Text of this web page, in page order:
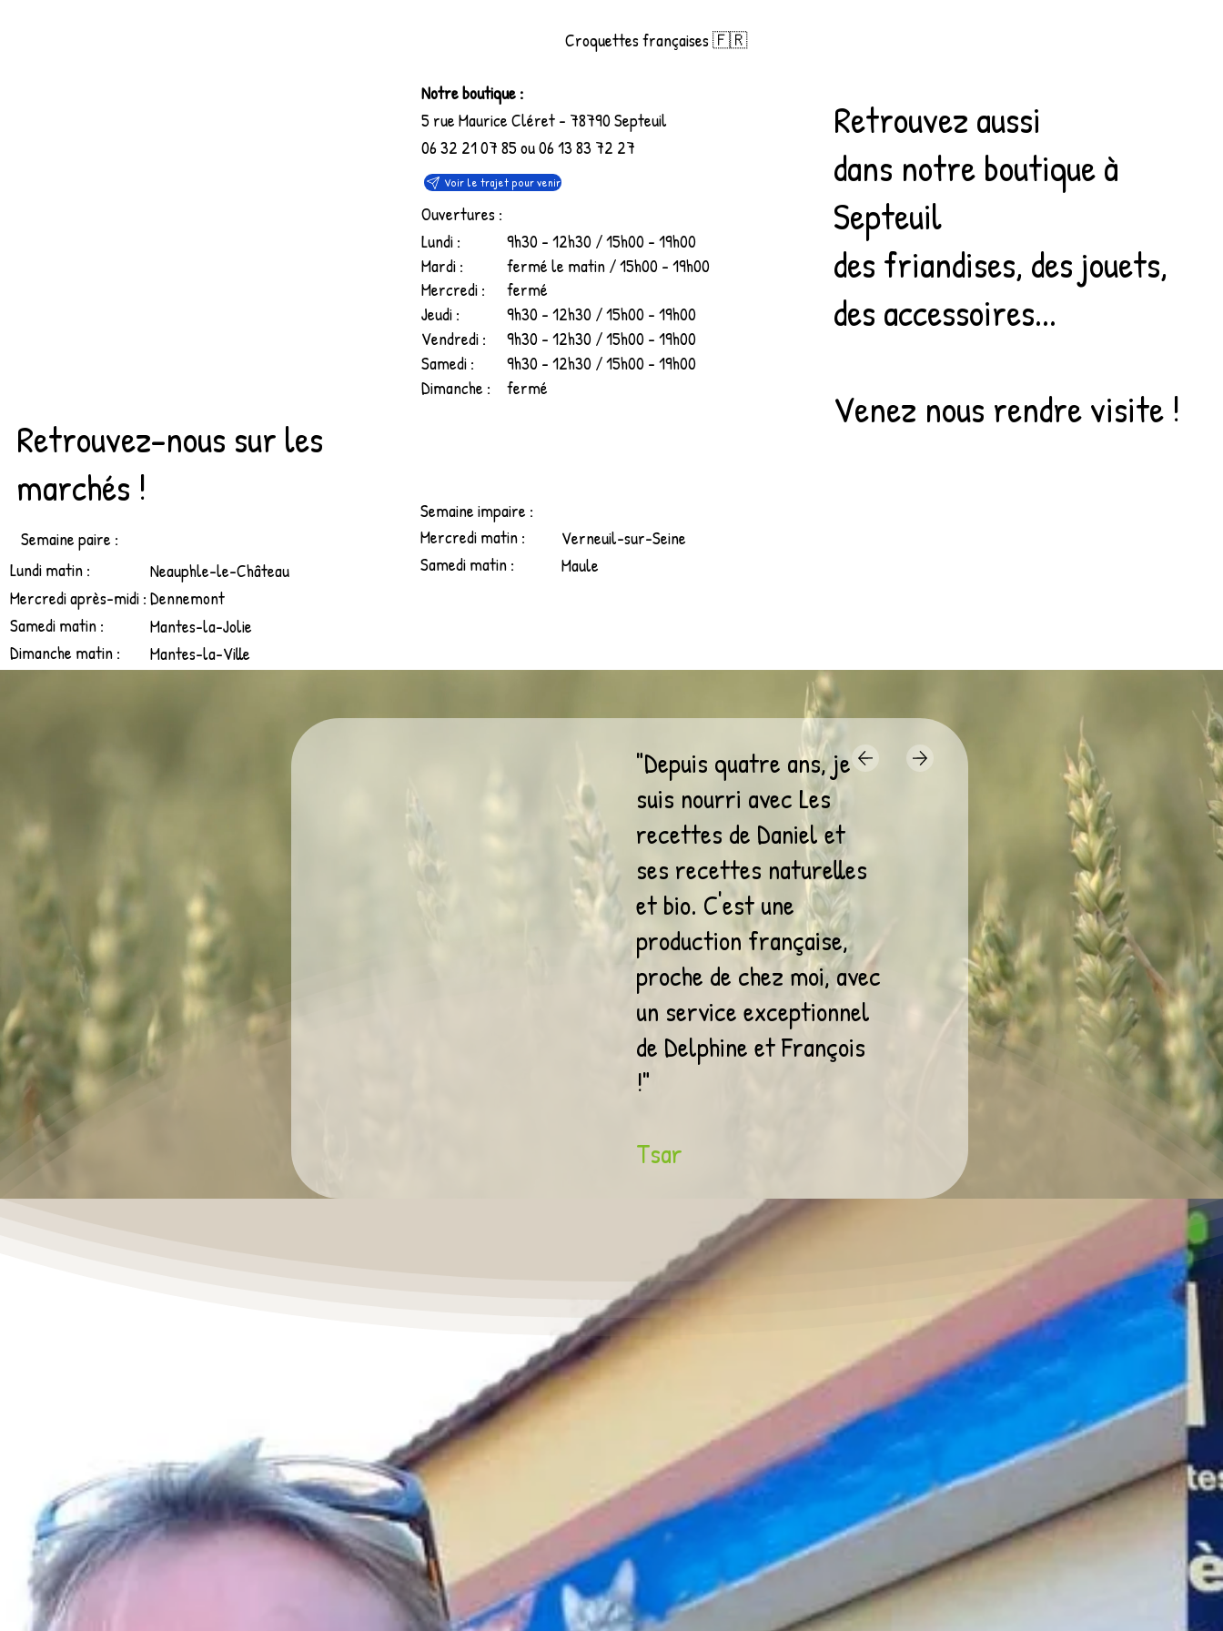
Retrouvez aussi
dans notre boutique à
Septeuil
des friandises, des jouets,
des accessoires...
Venez nous rendre visite !
Croquettes françaises 🇫🇷
Notre boutique :
5 rue Maurice Cléret - 78790 Septeuil
06 32 21 07 85 ou 06 13 83 72 27
Voir le trajet pour venir
Ouvertures :
Lundi :
9h30 - 12h30 / 15h00 - 19h00
Mardi :
fermé le matin / 15h00 - 19h00
Mercredi :
fermé
Jeudi :
9h30 - 12h30 / 15h00 - 19h00
Vendredi :
9h30 - 12h30 / 15h00 - 19h00
Samedi :
9h30 - 12h30 / 15h00 - 19h00
Dimanche :
fermé
Retrouvez-nous sur les
marchés !
Semaine paire :
Lundi matin :
Neauphle-le-Château
Mercredi après-midi : Dennemont
Samedi matin :
Mantes-la-Jolie
Dimanche matin :
Mantes-la-Ville
Semaine impaire :
Mercredi matin :
Verneuil-sur-Seine
Samedi matin :
Maule
"Depuis quatre ans, je
suis nourri avec Les
recettes de Daniel et
ses recettes naturelles
et bio. C'est une
production française,
proche de chez moi, avec
un service exceptionnel
de Delphine et François
!"
Tsar